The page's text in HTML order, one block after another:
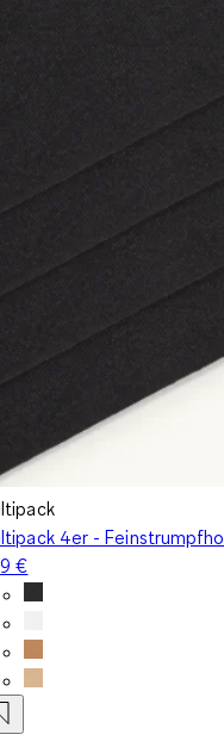
4er -
€